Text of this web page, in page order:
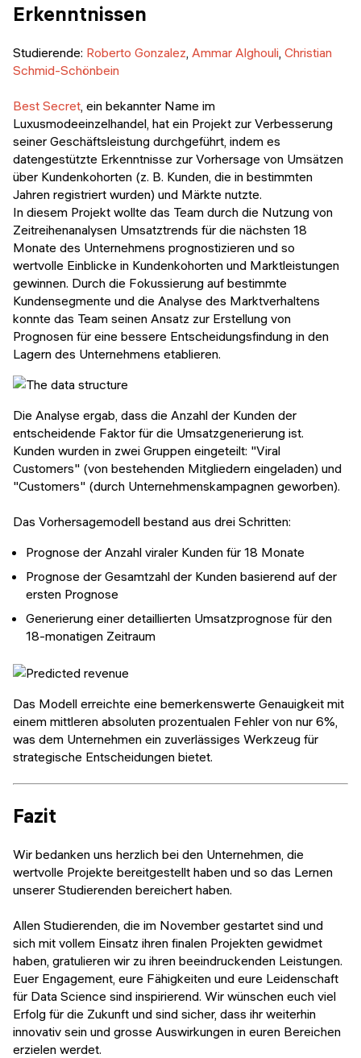
Erkenntnissen
Studierende: Roberto Gonzalez Ammar Alghouli Christian
Schmid-Schönbein
Best Secret , ein bekannter Name im
Luxusmodeeinzelhandel, hat ein Projekt zur Verbesserung
seiner Geschäftsleistung durchgeführt, indem es
datengestützte Erkenntnisse zur Vorhersage von Umsätzen
über Kundenkohorten (z. B. Kunden, die in bestimmten
Jahren registriert wurden) und Märkte nutzte.
In diesem Projekt wollte das Team durch die Nutzung von
Zeitreihenanalysen Umsatztrends für die nächsten 18
Monate des Unternehmens prognostizieren und so
wertvolle Einblicke in Kundenkohorten und Marktleistungen
gewinnen. Durch die Fokussierung auf bestimmte
Kundensegmente und die Analyse des Marktverhaltens
konnte das Team seinen Ansatz zur Erstellung von
Prognosen für eine bessere Entscheidungsfindung in den
Lagern des Unternehmens etablieren.
Die Analyse ergab, dass die Anzahl der Kunden der
entscheidende Faktor für die Umsatzgenerierung ist.
Kunden wurden in zwei Gruppen eingeteilt: "Viral
Customers" (von bestehenden Mitgliedern eingeladen) und
"Customers" (durch Unternehmenskampagnen geworben).
Das Vorhersagemodell bestand aus drei Schritten:
Prognose der Anzahl viraler Kunden für 18 Monate
Prognose der Gesamtzahl der Kunden basierend auf der
ersten Prognose
Generierung einer detaillierten Umsatzprognose für den
18-monatigen Zeitraum
Das Modell erreichte eine bemerkenswerte Genauigkeit mit
einem mittleren absoluten prozentualen Fehler von nur 6%,
was dem Unternehmen ein zuverlässiges Werkzeug für
strategische Entscheidungen bietet.
Fazit
Wir bedanken uns herzlich bei den Unternehmen, die
wertvolle Projekte bereitgestellt haben und so das Lernen
unserer Studierenden bereichert haben.
Allen Studierenden, die im November gestartet sind und
sich mit vollem Einsatz ihren finalen Projekten gewidmet
haben, gratulieren wir zu ihren beeindruckenden Leistungen.
Euer Engagement, eure Fähigkeiten und eure Leidenschaft
für Data Science sind inspirierend. Wir wünschen euch viel
Erfolg für die Zukunft und sind sicher, dass ihr weiterhin
innovativ sein und grosse Auswirkungen in euren Bereichen
erzielen werdet.